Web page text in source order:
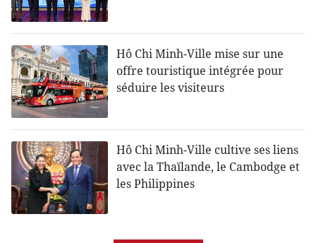
Hô Chi Minh-Ville mise sur une
offre touristique intégrée pour
séduire les visiteurs
Hô Chi Minh-Ville cultive ses liens
avec la Thaïlande, le Cambodge et
les Philippines